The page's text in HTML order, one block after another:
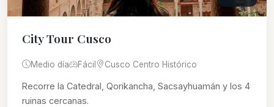
City Tour Cusco
Medio día Fácil Cusco Centro Histórico
Recorre la Catedral, Qorikancha, Sacsayhuamán y los 4
ruinas cercanas.